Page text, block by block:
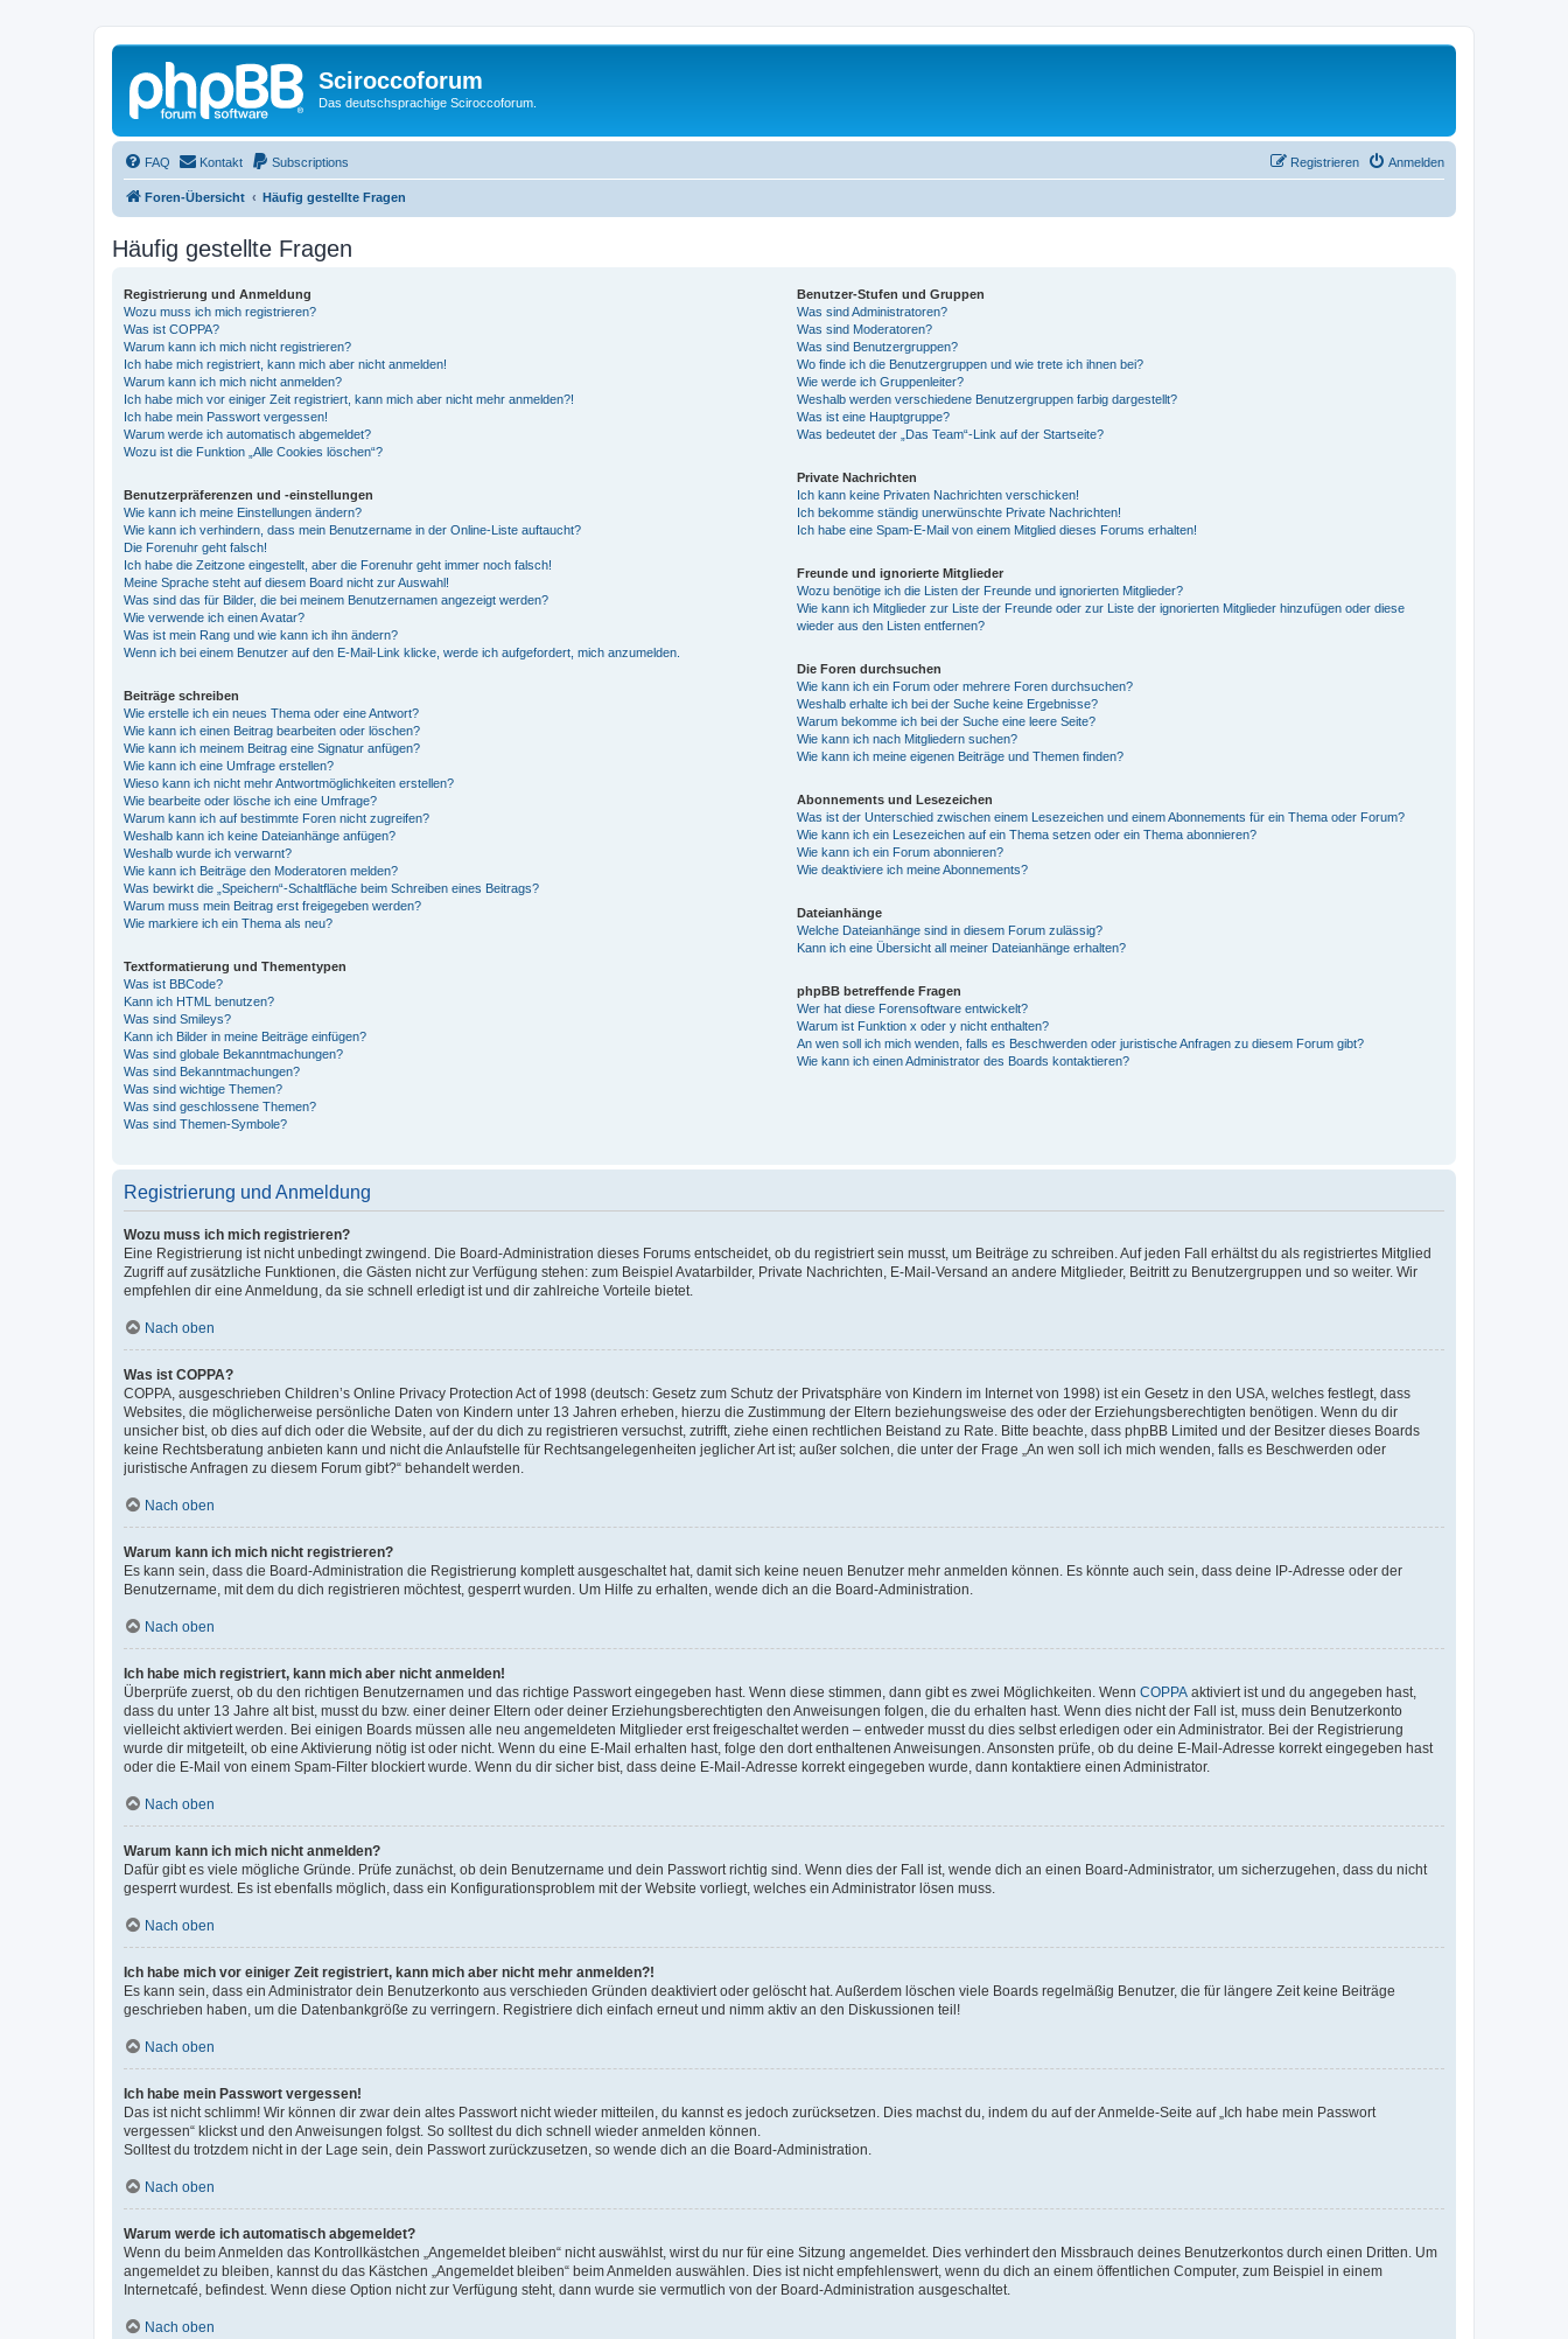
Sciroccoforum
Das deutschsprachige Sciroccoforum.
FAQ Kontakt Subscriptions Anmelden
Registrieren
Foren-Übersicht Häufig gestellte Fragen
Häufig gestellte Fragen
Registrierung und Anmeldung
Wozu muss ich mich registrieren?
Was ist COPPA?
Warum kann ich mich nicht registrieren?
Ich habe mich registriert, kann mich aber nicht anmelden!
Warum kann ich mich nicht anmelden?
Ich habe mich vor einiger Zeit registriert, kann mich aber nicht mehr anmelden?!
Ich habe mein Passwort vergessen!
Warum werde ich automatisch abgemeldet?
Wozu ist die Funktion „Alle Cookies löschen“?
Benutzerpräferenzen und -einstellungen
Wie kann ich meine Einstellungen ändern?
Wie kann ich verhindern, dass mein Benutzername in der Online-Liste auftaucht?
Die Forenuhr geht falsch!
Ich habe die Zeitzone eingestellt, aber die Forenuhr geht immer noch falsch!
Meine Sprache steht auf diesem Board nicht zur Auswahl!
Was sind das für Bilder, die bei meinem Benutzernamen angezeigt werden?
Wie verwende ich einen Avatar?
Was ist mein Rang und wie kann ich ihn ändern?
Wenn ich bei einem Benutzer auf den E-Mail-Link klicke, werde ich aufgefordert, mich anzumelden.
Beiträge schreiben
Wie erstelle ich ein neues Thema oder eine Antwort?
Wie kann ich einen Beitrag bearbeiten oder löschen?
Wie kann ich meinem Beitrag eine Signatur anfügen?
Wie kann ich eine Umfrage erstellen?
Wieso kann ich nicht mehr Antwortmöglichkeiten erstellen?
Wie bearbeite oder lösche ich eine Umfrage?
Warum kann ich auf bestimmte Foren nicht zugreifen?
Weshalb kann ich keine Dateianhänge anfügen?
Weshalb wurde ich verwarnt?
Wie kann ich Beiträge den Moderatoren melden?
Was bewirkt die „Speichern“-Schaltfläche beim Schreiben eines Beitrags?
Warum muss mein Beitrag erst freigegeben werden?
Wie markiere ich ein Thema als neu?
Textformatierung und Thementypen
Was ist BBCode?
Kann ich HTML benutzen?
Was sind Smileys?
Kann ich Bilder in meine Beiträge einfügen?
Was sind globale Bekanntmachungen?
Was sind Bekanntmachungen?
Was sind wichtige Themen?
Was sind geschlossene Themen?
Was sind Themen-Symbole?
Benutzer-Stufen und Gruppen
Was sind Administratoren?
Was sind Moderatoren?
Was sind Benutzergruppen?
Wo finde ich die Benutzergruppen und wie trete ich ihnen bei?
Wie werde ich Gruppenleiter?
Weshalb werden verschiedene Benutzergruppen farbig dargestellt?
Was ist eine Hauptgruppe?
Was bedeutet der „Das Team“-Link auf der Startseite?
Private Nachrichten
Ich kann keine Privaten Nachrichten verschicken!
Ich bekomme ständig unerwünschte Private Nachrichten!
Ich habe eine Spam-E-Mail von einem Mitglied dieses Forums erhalten!
Freunde und ignorierte Mitglieder
Wozu benötige ich die Listen der Freunde und ignorierten Mitglieder?
Wie kann ich Mitglieder zur Liste der Freunde oder zur Liste der ignorierten Mitglieder hinzufügen oder diese
wieder aus den Listen entfernen?
Die Foren durchsuchen
Wie kann ich ein Forum oder mehrere Foren durchsuchen?
Weshalb erhalte ich bei der Suche keine Ergebnisse?
Warum bekomme ich bei der Suche eine leere Seite?
Wie kann ich nach Mitgliedern suchen?
Wie kann ich meine eigenen Beiträge und Themen finden?
Abonnements und Lesezeichen
Was ist der Unterschied zwischen einem Lesezeichen und einem Abonnements für ein Thema oder Forum?
Wie kann ich ein Lesezeichen auf ein Thema setzen oder ein Thema abonnieren?
Wie kann ich ein Forum abonnieren?
Wie deaktiviere ich meine Abonnements?
Dateianhänge
Welche Dateianhänge sind in diesem Forum zulässig?
Kann ich eine Übersicht all meiner Dateianhänge erhalten?
phpBB betreffende Fragen
Wer hat diese Forensoftware entwickelt?
Warum ist Funktion x oder y nicht enthalten?
An wen soll ich mich wenden, falls es Beschwerden oder juristische Anfragen zu diesem Forum gibt?
Wie kann ich einen Administrator des Boards kontaktieren?
Registrierung und Anmeldung
Wozu muss ich mich registrieren?
Eine Registrierung ist nicht unbedingt zwingend. Die Board-Administration dieses Forums entscheidet, ob du registriert sein musst, um Beiträge zu schreiben. Auf jeden Fall erhältst du als registriertes Mitglied
Zugriff auf zusätzliche Funktionen, die Gästen nicht zur Verfügung stehen: zum Beispiel Avatarbilder, Private Nachrichten, E-Mail-Versand an andere Mitglieder, Beitritt zu Benutzergruppen und so weiter. Wir
empfehlen dir eine Anmeldung, da sie schnell erledigt ist und dir zahlreiche Vorteile bietet.
Nach oben
Was ist COPPA?
COPPA, ausgeschrieben Children’s Online Privacy Protection Act of 1998 (deutsch: Gesetz zum Schutz der Privatsphäre von Kindern im Internet von 1998) ist ein Gesetz in den USA, welches festlegt, dass
Websites, die möglicherweise persönliche Daten von Kindern unter 13 Jahren erheben, hierzu die Zustimmung der Eltern beziehungsweise des oder der Erziehungsberechtigten benötigen. Wenn du dir
unsicher bist, ob dies auf dich oder die Website, auf der du dich zu registrieren versuchst, zutrifft, ziehe einen rechtlichen Beistand zu Rate. Bitte beachte, dass phpBB Limited und der Besitzer dieses Boards
keine Rechtsberatung anbieten kann und nicht die Anlaufstelle für Rechtsangelegenheiten jeglicher Art ist; außer solchen, die unter der Frage „An wen soll ich mich wenden, falls es Beschwerden oder
juristische Anfragen zu diesem Forum gibt?“ behandelt werden.
Nach oben
Warum kann ich mich nicht registrieren?
Es kann sein, dass die Board-Administration die Registrierung komplett ausgeschaltet hat, damit sich keine neuen Benutzer mehr anmelden können. Es könnte auch sein, dass deine IP-Adresse oder der
Benutzername, mit dem du dich registrieren möchtest, gesperrt wurden. Um Hilfe zu erhalten, wende dich an die Board-Administration.
Nach oben
Ich habe mich registriert, kann mich aber nicht anmelden!
Überprüfe zuerst, ob du den richtigen Benutzernamen und das richtige Passwort eingegeben hast. Wenn diese stimmen, dann gibt es zwei Möglichkeiten. Wenn COPPA aktiviert ist und du angegeben hast,
dass du unter 13 Jahre alt bist, musst du bzw. einer deiner Eltern oder deiner Erziehungsberechtigten den Anweisungen folgen, die du erhalten hast. Wenn dies nicht der Fall ist, muss dein Benutzerkonto
vielleicht aktiviert werden. Bei einigen Boards müssen alle neu angemeldeten Mitglieder erst freigeschaltet werden – entweder musst du dies selbst erledigen oder ein Administrator. Bei der Registrierung
wurde dir mitgeteilt, ob eine Aktivierung nötig ist oder nicht. Wenn du eine E-Mail erhalten hast, folge den dort enthaltenen Anweisungen. Ansonsten prüfe, ob du deine E-Mail-Adresse korrekt eingegeben hast
oder die E-Mail von einem Spam-Filter blockiert wurde. Wenn du dir sicher bist, dass deine E-Mail-Adresse korrekt eingegeben wurde, dann kontaktiere einen Administrator.
Nach oben
Warum kann ich mich nicht anmelden?
Dafür gibt es viele mögliche Gründe. Prüfe zunächst, ob dein Benutzername und dein Passwort richtig sind. Wenn dies der Fall ist, wende dich an einen Board-Administrator, um sicherzugehen, dass du nicht
gesperrt wurdest. Es ist ebenfalls möglich, dass ein Konfigurationsproblem mit der Website vorliegt, welches ein Administrator lösen muss.
Nach oben
Ich habe mich vor einiger Zeit registriert, kann mich aber nicht mehr anmelden?!
Es kann sein, dass ein Administrator dein Benutzerkonto aus verschieden Gründen deaktiviert oder gelöscht hat. Außerdem löschen viele Boards regelmäßig Benutzer, die für längere Zeit keine Beiträge
geschrieben haben, um die Datenbankgröße zu verringern. Registriere dich einfach erneut und nimm aktiv an den Diskussionen teil!
Nach oben
Ich habe mein Passwort vergessen!
Das ist nicht schlimm! Wir können dir zwar dein altes Passwort nicht wieder mitteilen, du kannst es jedoch zurücksetzen. Dies machst du, indem du auf der Anmelde-Seite auf „Ich habe mein Passwort
vergessen“ klickst und den Anweisungen folgst. So solltest du dich schnell wieder anmelden können.
Solltest du trotzdem nicht in der Lage sein, dein Passwort zurückzusetzen, so wende dich an die Board-Administration.
Nach oben
Warum werde ich automatisch abgemeldet?
Wenn du beim Anmelden das Kontrollkästchen „Angemeldet bleiben“ nicht auswählst, wirst du nur für eine Sitzung angemeldet. Dies verhindert den Missbrauch deines Benutzerkontos durch einen Dritten. Um
angemeldet zu bleiben, kannst du das Kästchen „Angemeldet bleiben“ beim Anmelden auswählen. Dies ist nicht empfehlenswert, wenn du dich an einem öffentlichen Computer, zum Beispiel in einem
Internetcafé, befindest. Wenn diese Option nicht zur Verfügung steht, dann wurde sie vermutlich von der Board-Administration ausgeschaltet.
Nach oben